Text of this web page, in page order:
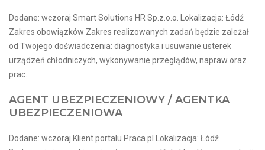
Dodane: wczoraj Smart Solutions HR Sp.z.o.o. Lokalizacja: Łódź
Zakres obowiązków Zakres realizowanych zadań będzie zależał
od Twojego doświadczenia: diagnostyka i usuwanie usterek
urządzeń chłodniczych, wykonywanie przeglądów, napraw oraz
prac...
AGENT UBEZPIECZENIOWY / AGENTKA
UBEZPIECZENIOWA
Dodane: wczoraj Klient portalu Praca.pl Lokalizacja: Łódź